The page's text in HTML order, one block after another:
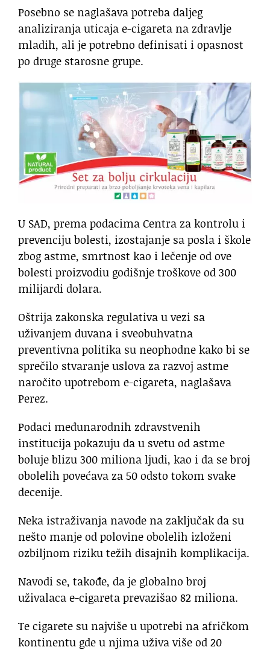
Posebno se naglašava potreba daljeg
analiziranja uticaja e-cigareta na zdravlje
mladih, ali je potrebno definisati i opasnost
po druge starosne grupe.
U SAD, prema podacima Centra za kontrolu i
prevenciju bolesti, izostajanje sa posla i škole
zbog astme, smrtnost kao i lečenje od ove
bolesti proizvodiu godišnje troškove od 300
milijardi dolara.
Oštrija zakonska regulativa u vezi sa
uživanjem duvana i sveobuhvatna
preventivna politika su neophodne kako bi se
sprečilo stvaranje uslova za razvoj astme
naročito upotrebom e-cigareta, naglašava
Perez.
Podaci međunarodnih zdravstvenih
institucija pokazuju da u svetu od astme
boluje blizu 300 miliona ljudi, kao i da se broj
obolelih povećava za 50 odsto tokom svake
decenije.
Neka istraživanja navode na zaključak da su
nešto manje od polovine obolelih izloženi
ozbiljnom riziku težih disajnih komplikacija.
Navodi se, takođe, da je globalno broj
uživalaca e-cigareta prevazišao 82 miliona.
Te cigarete su najviše u upotrebi na afričkom
kontinentu gde u njima uživa više od 20